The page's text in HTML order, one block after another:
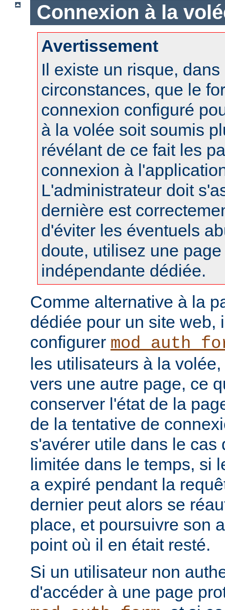
Connexion à la
Avertissement
Il existe un risque,
circonstances, que le
connexion configuré
à la volée soit soumis
révélant de ce fait les
connexion à
L'administrateur doit
dernière est
d'éviter les éventuels
doute, utilisez une
indépendante dédiée.
Comme alternative à la
dédiée pour un site web,
configurer
les utilisateurs à la
vers une autre page, ce
conserver l'état de la
de la tentative de
s'avérer utile dans le cas
limitée dans le temps, si
a expiré pendant la
dernier peut alors se
place, et poursuivre son
point où il en était resté.
Si un utilisateur non
d'accéder à une page